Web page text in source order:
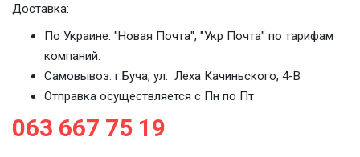
Доставка:
По Украине: "Новая Почта", "Укр Почта" по тарифам
компаний.
Самовывоз: г.Буча, ул. Леха Качиньского, 4-В
Отправка осуществляется с Пн по Пт
063 667 75 19